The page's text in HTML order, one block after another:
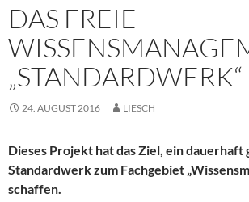
DAS FREIE
„STANDARDWERK“
24. AUGUST 2016 LIESCH
Dieses Projekt hat das Ziel, ein
Standardwerk zum Fachgebiet
schaffen.